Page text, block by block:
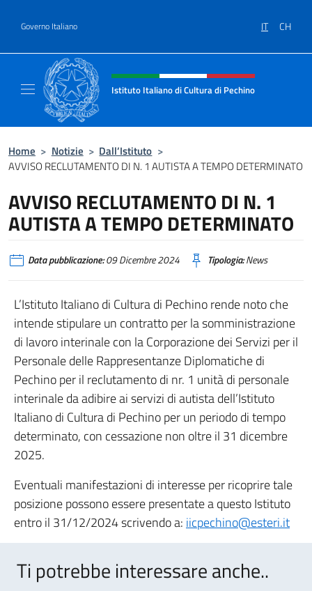
Governo Italiano IT CH
Intestazione sito, social e menù
Istituto Italiano di Cultura di Pechino
Home > Notizie > Dall’Istituto >
AVVISO RECLUTAMENTO DI N. 1 AUTISTA A TEMPO DETERMINATO
AVVISO RECLUTAMENTO DI N. 1
AUTISTA A TEMPO DETERMINATO
Data pubblicazione:09 Dicembre 2024 Tipologia:News
L’Istituto Italiano di Cultura di Pechino rende noto che
intende stipulare un contratto per la somministrazione
di lavoro interinale con la Corporazione dei Servizi per il
Personale delle Rappresentanze Diplomatiche di
Pechino per il reclutamento di nr. 1 unità di personale
interinale da adibire ai servizi di autista dell’Istituto
Italiano di Cultura di Pechino per un periodo di tempo
determinato, con cessazione non oltre il 31 dicembre
2025.
Eventuali manifestazioni di interesse per ricoprire tale
posizione possono essere presentate a questo Istituto
entro il 31/12/2024 scrivendo a: iicpechino@esteri.it
Ti potrebbe interessare anche..